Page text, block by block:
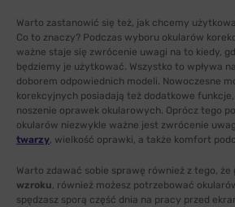
Warto zastanowić się też, jak chcemy
Co to znaczy? Podczas wyboru okularów
ważne staje się zwrócenie uwagi na to kiedy,
będziemy je użytkować. Wszystko to wpływa
doborem odpowiednich modeli. Nowoczesne
korekcyjnych posiadają też dodatkowe
noszenie oprawek okularowych. Oprócz tego
okularów niezwykle ważne jest zwrócenie
twarzy, wielkość oprawki, a także komfort
Warto zdawać sobie sprawę również z tego, że
wzroku, również możesz potrzebować
spędzasz sporą część dnia na pracy przed